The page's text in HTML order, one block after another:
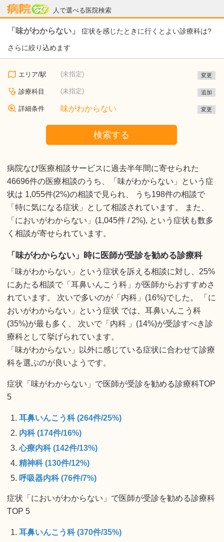
人で選べる医院検索
病院なび
「味がわからない」 症状を感じたときに行くとよい診療科は?
さらに絞り込めます
エリア/駅 (未指定) 変更
診療科目 (未指定) 追加
詳細条件 味がわからない 変更
検索する
病院なび医療相談サービスに過去半年間に寄せられた
46696件の医療相談のうち、「味がわからない」という症
状は 1,055件(2%)の相談で見られ、 うち198件の相談で
「特に気になる症状」として相談されています。 また、
「においがわからない」(1,045件 / 2%), という症状も数多
く相談が寄せられています。
「味がわからない」時に医師が受診を勧める診療科
「味がわからない」という症状を訴える相談に対し、25%
にあたる相談で「耳鼻いんこう科」が医師からおすすめさ
れています。 次いで多いのが「内科」(16%)でした。 「に
おいがわからない」という症状 では、耳鼻いんこう科
(35%)が最も多く、 次いで「内科 」(14%)が受診すべき診
療科として挙げられています。
「味がわからない」以外に感じている症状に合わせて診療
科を選ぶのが良いようです。
症状「味がわからない」で医師が受診を勧める診療科TOP
5
耳鼻いんこう科 (264件/25%)
内科 (174件/16%)
心療内科 (142件/13%)
精神科 (130件/12%)
呼吸器内科 (76件/7%)
症状「においがわからない」で医師が受診を勧める診療科
TOP 5
耳鼻いんこう科 (370件/35%)